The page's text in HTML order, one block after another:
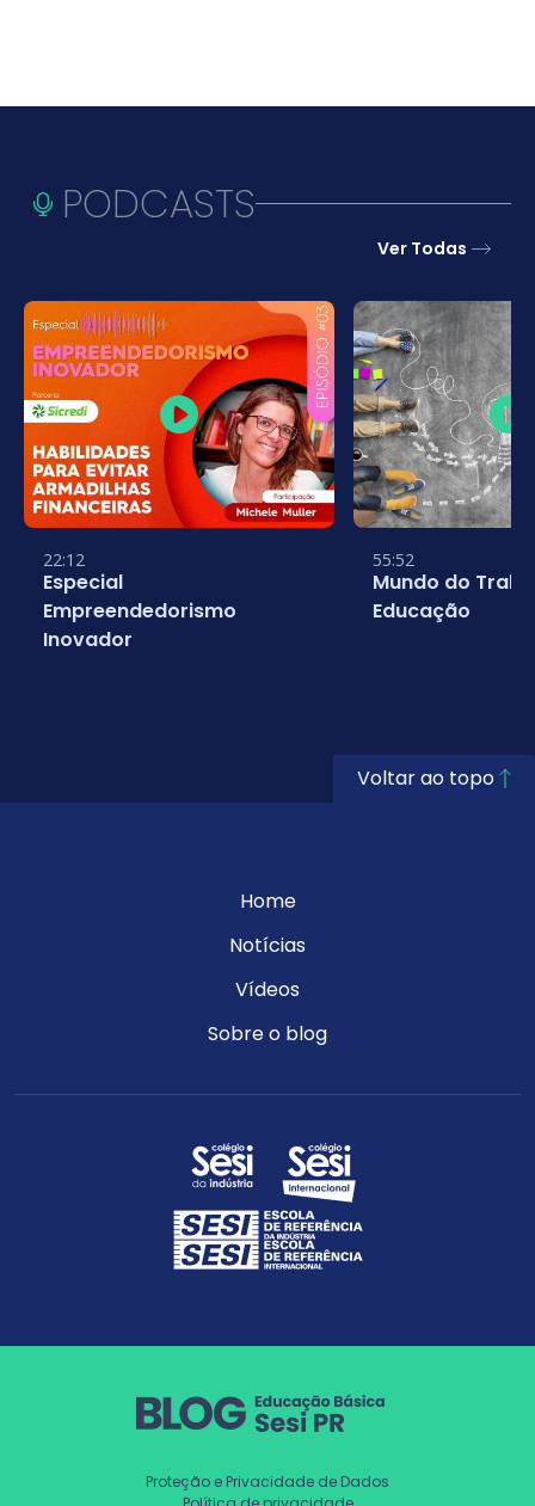
PODCASTS
Ver Todas
22:12
Especial
Empreendedorismo
Inovador
55:52
Mundo do
Educação
Voltar ao topo
Home
Notícias
Vídeos
Sobre o blog
Proteção e Privacidade de Dados